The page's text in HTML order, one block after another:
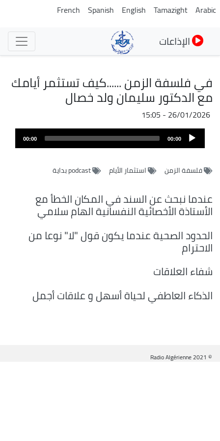
تجاوز
Arabic
Tamazight
English
Spanish
French
الإذاعات
في فلسفة الزمن ......كيف تستثمر أيامك
مع الدكتور سليمان ولد خصال
26/01/2026 - 15:05
ملف
الصوت
Audio
Player
00:00
00:00
فلسفة الزمن استثمار الأيام podcast بداية
عندما نبحث عن السند في المكان الخطأ مع
الأستاذة الأخصائية النفسانية الهام سلامي
الحدود الصحية عندما يكون قول "لا" نوعا من
الاحترام
شفاء العلاقات
الذكاء العاطفي لحياة أسهل و علاقات أجمل
© Radio Algérienne 2021